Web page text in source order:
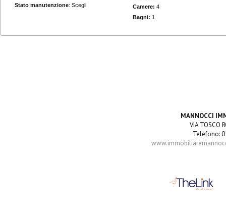
Stato manutenzione: Scegli
Camere: 4
Bagni: 1
MANNOCCI
VIA TOSCO
Telefono: